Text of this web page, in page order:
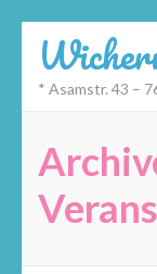
Inhalt
springen
* Asamstr. 43 –